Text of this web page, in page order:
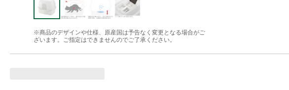
※商品のデザインや仕様、原産国は予告なく変更となる場合がご
ざいます。ご指定はできませんのでご了承ください。
商品コード / 型番